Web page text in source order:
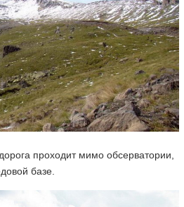
проходит мимо обсерватории,
базе.